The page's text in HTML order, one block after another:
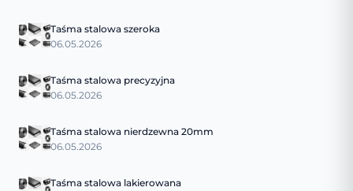
Taśma stalowa szeroka
06.05.2026
Taśma stalowa precyzyjna
06.05.2026
Taśma stalowa nierdzewna 20mm
06.05.2026
Taśma stalowa lakierowana